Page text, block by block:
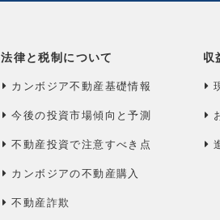
法律と税制について
カンボジア不動産基礎情報
今後の投資市場傾向と予測
不動産投資で注意すべき点
カンボジアの不動産購入
不動産詐欺
収